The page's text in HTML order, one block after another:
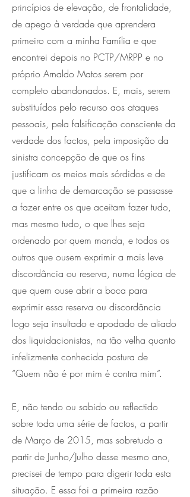
princípios de elevação, de frontalidade,
de apego à verdade que aprendera
primeiro com a minha Família e que
encontrei depois no PCTP/MRPP e no
próprio Arnaldo Matos serem por
completo abandonados. E, mais, serem
substituídos pelo recurso aos ataques
pessoais, pela falsificação consciente da
verdade dos factos, pela imposição da
sinistra concepção de que os fins
justificam os meios mais sórdidos e de
que a linha de demarcação se passasse
a fazer entre os que aceitam fazer tudo,
mas mesmo tudo, o que lhes seja
ordenado por quem manda, e todos os
outros que ousem exprimir a mais leve
discordância ou reserva, numa lógica de
que quem ouse abrir a boca para
exprimir essa reserva ou discordância
logo seja insultado e apodado de aliado
dos liquidacionistas, na tão velha quanto
infelizmente conhecida postura de
“Quem não é por mim é contra mim”.
E, não tendo ou sabido ou reflectido
sobre toda uma série de factos, a partir
de Março de 2015, mas sobretudo a
partir de Junho/Julho desse mesmo ano,
precisei de tempo para digerir toda esta
situação. E essa foi a primeira razão